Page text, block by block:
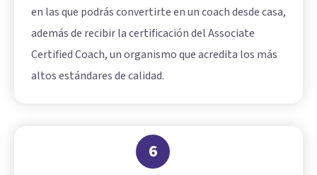
en las que podrás convertirte en un coach desde casa,
además de recibir la certificación del Associate
Certified Coach, un organismo que acredita los más
altos estándares de calidad.
6